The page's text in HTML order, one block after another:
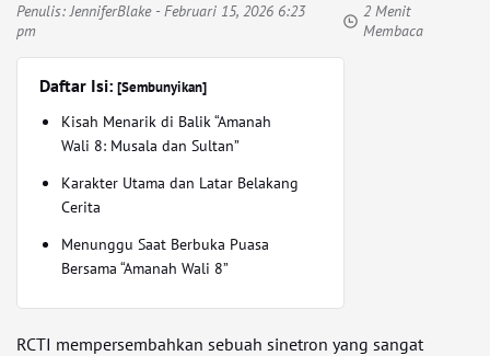
Penulis:JenniferBlake- Februari 15, 2026 6:23
pm
2 Menit
Membaca
Daftar Isi: [Sembunyikan]
Kisah Menarik di Balik “Amanah
Wali 8: Musala dan Sultan”
Karakter Utama dan Latar Belakang
Cerita
Menunggu Saat Berbuka Puasa
Bersama “Amanah Wali 8”
RCTI mempersembahkan sebuah sinetron yang sangat